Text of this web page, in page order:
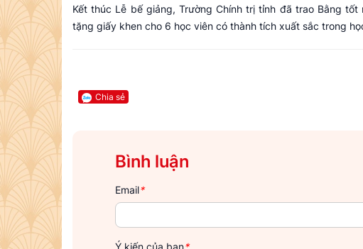
Kết thúc Lễ bế giảng, Trường Chính trị tỉnh đã trao Bằng
tặng giấy khen cho 6 học viên có thành tích xuất sắc trong
Chia sẻ
Bình luận
Email*
Ý kiến của bạn*